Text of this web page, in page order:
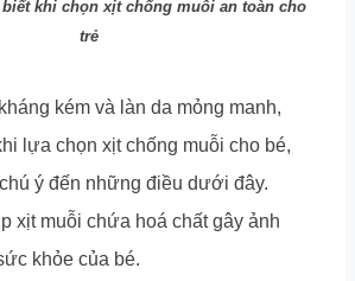
khi chọn xịt chống muỗi an toàn cho
trẻ
kém và làn da mỏng manh,
lựa chọn xịt chống muỗi cho bé,
ý đến những điều dưới đây.
xịt muỗi chứa hoá chất gây ảnh
khỏe của bé.